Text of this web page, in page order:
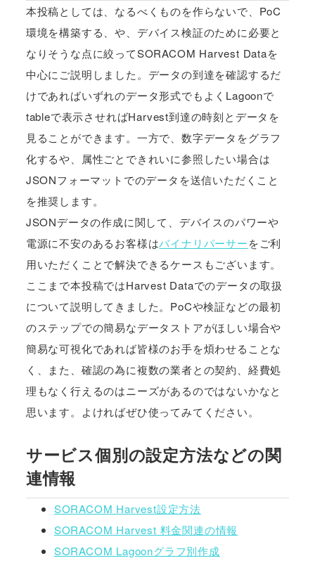
本投稿としては、なるべくものを作らないで、PoC
環境を構築する、や、デバイス検証のために必要と
なりそうな点に絞ってSORACOM Harvest Dataを
中心にご説明しました。データの到達を確認するだ
けであればいずれのデータ形式でもよくLagoonで
tableで表示させればHarvest到達の時刻とデータを
見ることができます。一方で、数字データをグラフ
化するや、属性ごとできれいに参照したい場合は
JSONフォーマットでのデータを送信いただくこと
を推奨します。
JSONデータの作成に関して、デバイスのパワーや
電源に不安のあるお客様はバイナリパーサーをご利
用いただくことで解決できるケースもございます。
ここまで本投稿ではHarvest Dataでのデータの取扱
について説明してきました。PoCや検証などの最初
のステップでの簡易なデータストアがほしい場合や
簡易な可視化であれば皆様のお手を煩わせることな
く、また、確認の為に複数の業者との契約、経費処
理もなく行えるのはニーズがあるのではないかなと
思います。よければぜひ使ってみてください。
サービス個別の設定方法などの関
連情報
SORACOM Harvest設定方法
SORACOM Harvest 料金関連の情報
SORACOM Lagoonグラフ別作成